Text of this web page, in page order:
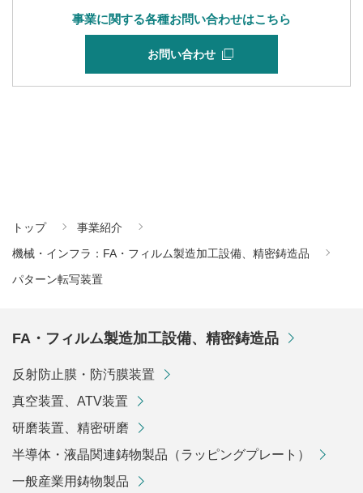
事業に関する各種お問い合わせはこちら
お問い合わせ
トップ
事業紹介
機械・インフラ：FA・フィルム製造加工設備、精密鋳造品
パターン転写装置
FA・フィルム製造加工設備、精密鋳造品
反射防止膜・防汚膜装置
真空装置、ATV装置
研磨装置、精密研磨
半導体・液晶関連鋳物製品（ラッピングプレート）
一般産業用鋳物製品